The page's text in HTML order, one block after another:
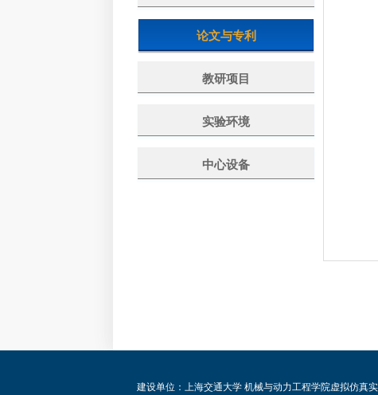
论文与专利
教研项目
实验环境
中心设备
建设单位：上海交通大学 机械与动力工程学院虚拟仿真